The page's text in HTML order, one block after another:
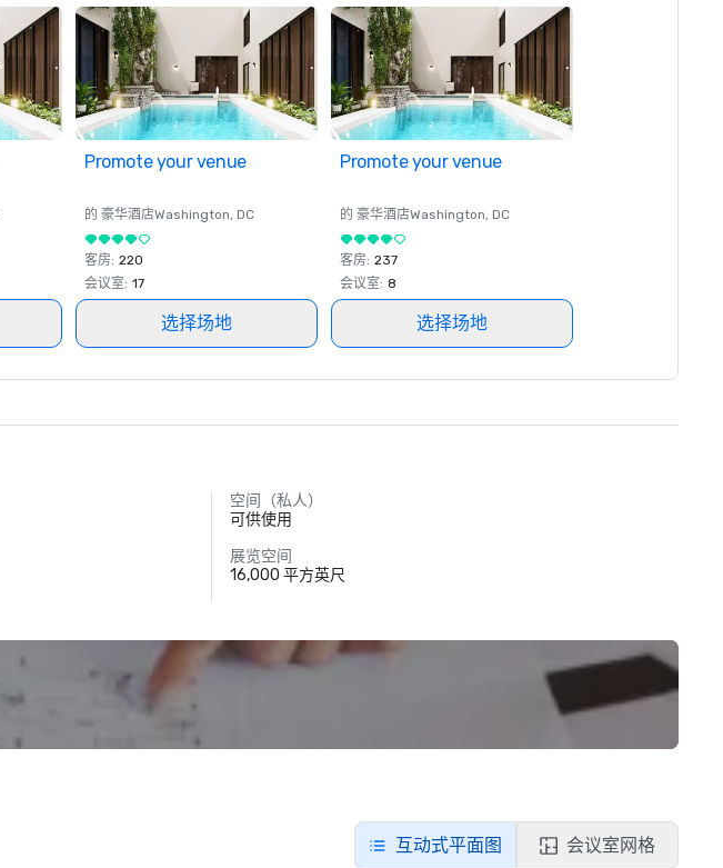
Promote your venue
的 豪华酒店Washington, DC
客房: 220
会议室: 17
选择场地
Promote your venue
的 豪华酒店Washington, DC
客房: 237
会议室: 8
选择场地
空间（私人）
可供使用
展览空间
16,000 平方英尺
互动式平面图 会议室网格